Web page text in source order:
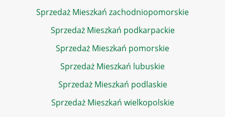
Sprzedaż Mieszkań zachodniopomorskie
Sprzedaż Mieszkań podkarpackie
Sprzedaż Mieszkań pomorskie
Sprzedaż Mieszkań lubuskie
Sprzedaż Mieszkań podlaskie
Sprzedaż Mieszkań wielkopolskie